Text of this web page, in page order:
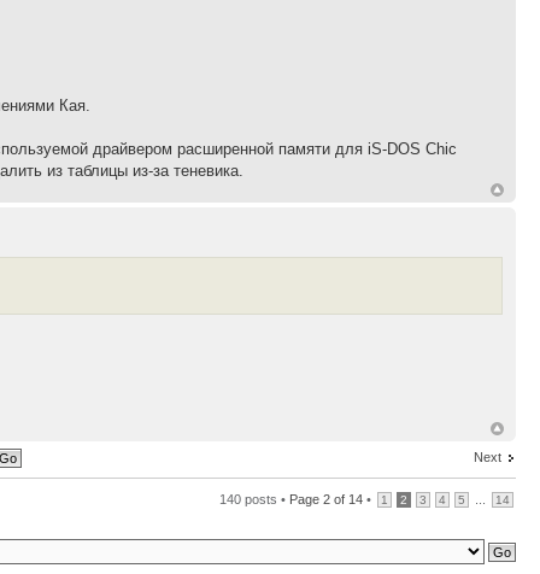
Кая.
драйвером расширенной памяти для iS-DOS Chic
из таблицы из-за теневика.
Next
140 posts • Page 2 of 14 • 1 2 3 4 5 14